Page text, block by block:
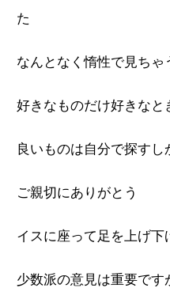
た
なんとなく惰性で見ちゃ
好きなものだけ好きなと
良いものは自分で探すし
ご親切にありがとう
イスに座って足を上げ下
少数派の意見は重要で